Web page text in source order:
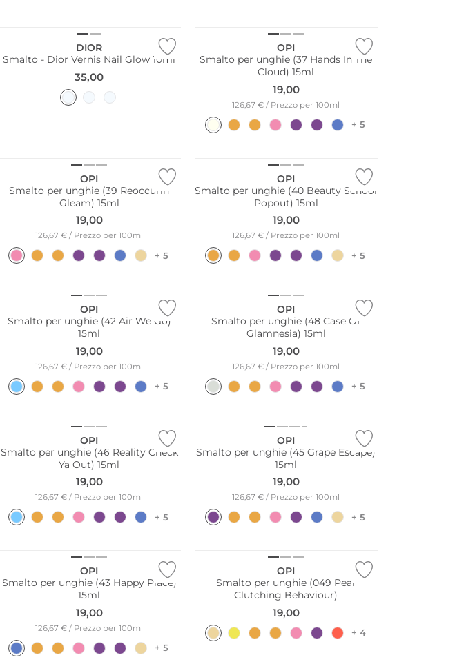
DIOR
Smalto - Dior Vernis Nail Glow 10ml
35,00
OPI
Smalto per unghie (37 Hands In The
Cloud) 15ml
19,00
126,67 € / Prezzo per 100ml
+ 5
OPI
Smalto per unghie (39 Reoccurin
Gleam) 15ml
19,00
126,67 € / Prezzo per 100ml
+ 5
OPI
Smalto per unghie (40 Beauty School
Popout) 15ml
19,00
126,67 € / Prezzo per 100ml
+ 5
OPI
Smalto per unghie (42 Air We Go)
15ml
19,00
126,67 € / Prezzo per 100ml
+ 5
OPI
Smalto per unghie (48 Case Of
Glamnesia) 15ml
19,00
126,67 € / Prezzo per 100ml
+ 5
OPI
Smalto per unghie (46 Reality Check
Ya Out) 15ml
19,00
126,67 € / Prezzo per 100ml
+ 5
OPI
Smalto per unghie (45 Grape Escape)
15ml
19,00
126,67 € / Prezzo per 100ml
+ 5
OPI
Smalto per unghie (43 Happy Place)
15ml
19,00
126,67 € / Prezzo per 100ml
+ 5
OPI
Smalto per unghie (049 Pear
Clutching Behaviour)
19,00
+ 4